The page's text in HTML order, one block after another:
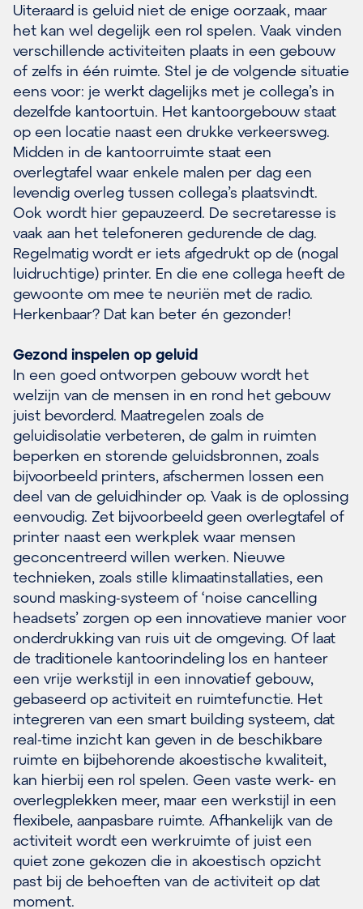
Uiteraard is geluid niet de enige oorzaak, maar
het kan wel degelijk een rol spelen. Vaak vinden
verschillende activiteiten plaats in een gebouw
of zelfs in één ruimte. Stel je de volgende situatie
eens voor: je werkt dagelijks met je collega’s in
dezelfde kantoortuin. Het kantoorgebouw staat
op een locatie naast een drukke verkeersweg.
Midden in de kantoorruimte staat een
overlegtafel waar enkele malen per dag een
levendig overleg tussen collega’s plaatsvindt.
Ook wordt hier gepauzeerd. De secretaresse is
vaak aan het telefoneren gedurende de dag.
Regelmatig wordt er iets afgedrukt op de (nogal
luidruchtige) printer. En die ene collega heeft de
gewoonte om mee te neuriën met de radio.
Herkenbaar? Dat kan beter én gezonder!
Gezond inspelen op geluid
In een goed ontworpen gebouw wordt het
welzijn van de mensen in en rond het gebouw
juist bevorderd. Maatregelen zoals de
geluidisolatie verbeteren, de galm in ruimten
beperken en storende geluidsbronnen, zoals
bijvoorbeeld printers, afschermen lossen een
deel van de geluidhinder op. Vaak is de oplossing
eenvoudig. Zet bijvoorbeeld geen overlegtafel of
printer naast een werkplek waar mensen
geconcentreerd willen werken. Nieuwe
technieken, zoals stille klimaatinstallaties, een
sound masking-systeem of ‘noise cancelling
headsets’ zorgen op een innovatieve manier voor
onderdrukking van ruis uit de omgeving. Of laat
de traditionele kantoorindeling los en hanteer
een vrije werkstijl in een innovatief gebouw,
gebaseerd op activiteit en ruimtefunctie. Het
integreren van een smart building systeem, dat
real-time inzicht kan geven in de beschikbare
ruimte en bijbehorende akoestische kwaliteit,
kan hierbij een rol spelen. Geen vaste werk- en
overlegplekken meer, maar een werkstijl in een
flexibele, aanpasbare ruimte. Afhankelijk van de
activiteit wordt een werkruimte of juist een
quiet zone gekozen die in akoestisch opzicht
past bij de behoeften van de activiteit op dat
moment.